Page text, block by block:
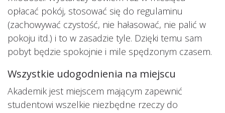
opłacać pokój, stosować się do regulaminu
(zachowywać czystość, nie hałasować, nie palić w
pokoju itd.) i to w zasadzie tyle. Dzięki temu sam
pobyt będzie spokojnie i mile spędzonym czasem.
Wszystkie udogodnienia na miejscu
Akademik jest miejscem mającym zapewnić
studentowi wszelkie niezbędne rzeczy do